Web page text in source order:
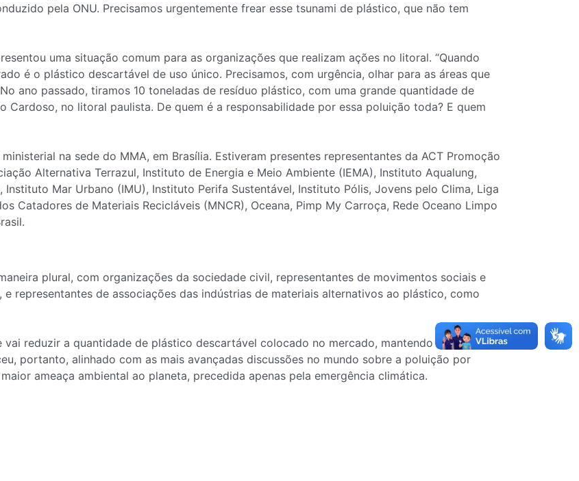
pela ONU. Precisamos urgentemente frear esse tsunami de plástico, que não tem
uma situação comum para as organizações que realizam ações no litoral. “Quando
é o plástico descartável de uso único. Precisamos, com urgência, olhar para as áreas que
ano passado, tiramos 10 toneladas de resíduo plástico, com uma grande quantidade de
Cardoso, no litoral paulista. De quem é a responsabilidade por essa poluição toda? E quem
na sede do MMA, em Brasília. Estiveram presentes representantes da ACT Promoção
Alternativa Terrazul, Instituto de Energia e Meio Ambiente (IEMA), Instituto Aqualung,
Mar Urbano (IMU), Instituto Perifa Sustentável, Instituto Pólis, Jovens pelo Clima, Liga
Catadores de Materiais Recicláveis (MNCR), Oceana, Pimp My Carroça, Rede Oceano Limpo
plural, com organizações da sociedade civil, representantes de movimentos sociais e
representantes de associações das indústrias de materiais alternativos ao plástico, como
reduzir a quantidade de plástico descartável colocado no mercado, mantendo os itens em
portanto, alinhado com as mais avançadas discussões no mundo sobre a poluição por
ameaça ambiental ao planeta, precedida apenas pela emergência climática.